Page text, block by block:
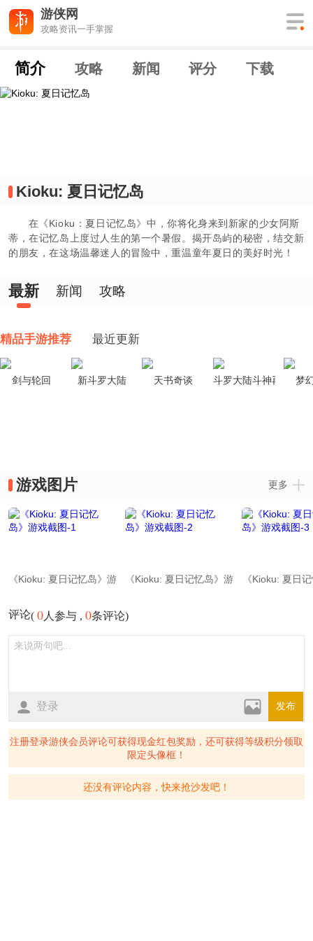
游侠网
攻略资讯一手掌握
简介 攻略 新闻 评分 下载
Kioku: 夏日记忆岛
在《Kioku：夏日记忆岛》中，你将化身来到新家的少女阿斯
蒂，在记忆岛上度过人生的第一个暑假。揭开岛屿的秘密，结交新
的朋友，在这场温馨迷人的冒险中，重温童年夏日的美好时光！
最新 新闻 攻略
精品手游推荐 最近更新
剑与轮回 新斗罗大陆 天书奇谈 斗罗大陆斗神再临 梦
游戏图片 更多
《Kioku: 夏日记忆岛》游
《Kioku: 夏日记忆岛》游
《Kioku: 夏日
评论( 0人参与 , 0条评论)
登录 发布
注册登录游侠会员评论可获得现金红包奖励，还可获得等级积分领取
限定头像框！
还没有评论内容，快来抢沙发吧！